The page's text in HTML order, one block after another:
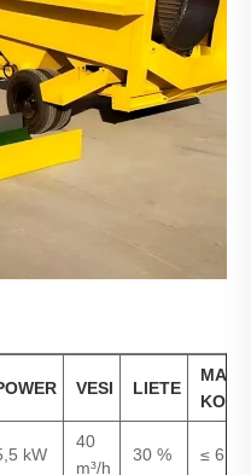
VESI LIETE
KOKO
kW
40
m³/h
30 % ≤ 6